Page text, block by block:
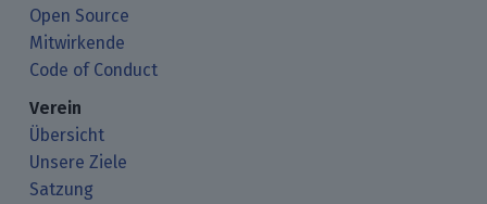
Open Source
Mitwirkende
Code of Conduct
Verein
Übersicht
Unsere Ziele
Satzung